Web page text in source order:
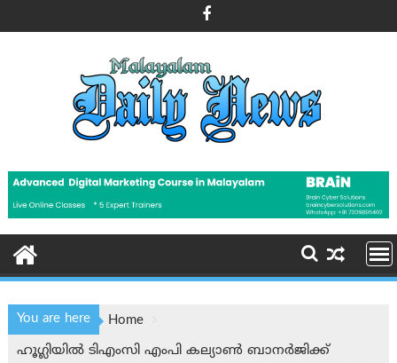
to
You are here
Home
ഹൂഗ്ലിയിൽ ടിഎംസി എംപി കല്യാൺ ബാനർജിക്ക്